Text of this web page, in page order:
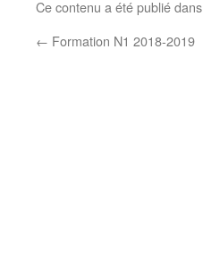
Ce contenu a été publié dans
← Formation N1 2018-2019